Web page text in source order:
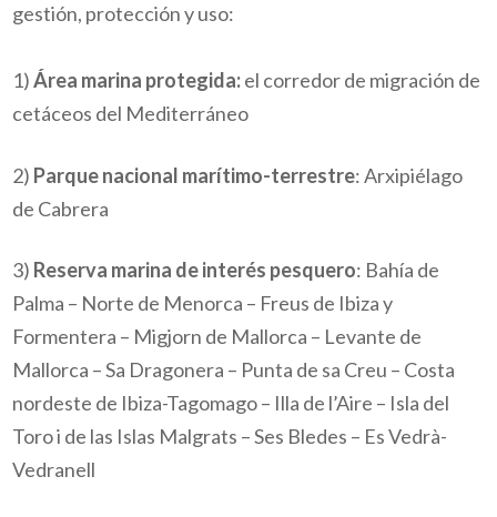
gestión, protección y uso:
1)Área marina protegida:el corredor de migración de
cetáceos del Mediterráneo
2) Parque nacional marítimo-terrestre: Arxipiélago
de Cabrera
3) Reserva marina de interés pesquero: Bahía de
Palma – Norte de Menorca – Freus de Ibiza y
Formentera – Migjorn de Mallorca – Levante de
Mallorca – Sa Dragonera – Punta de sa Creu – Costa
nordeste de Ibiza-Tagomago – Illa de l’Aire – Isla del
Toro i de las Islas Malgrats – Ses Bledes – Es Vedrà-
Vedranell